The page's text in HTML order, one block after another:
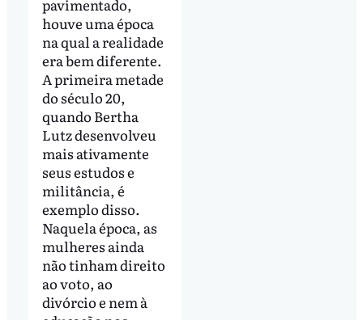
pavimentado,
houve uma época
na qual a realidade
era bem diferente.
A primeira metade
do século 20,
quando Bertha
Lutz desenvolveu
mais ativamente
seus estudos e
militância, é
exemplo disso.
Naquela época, as
mulheres ainda
não tinham direito
ao voto, ao
divórcio e nem à